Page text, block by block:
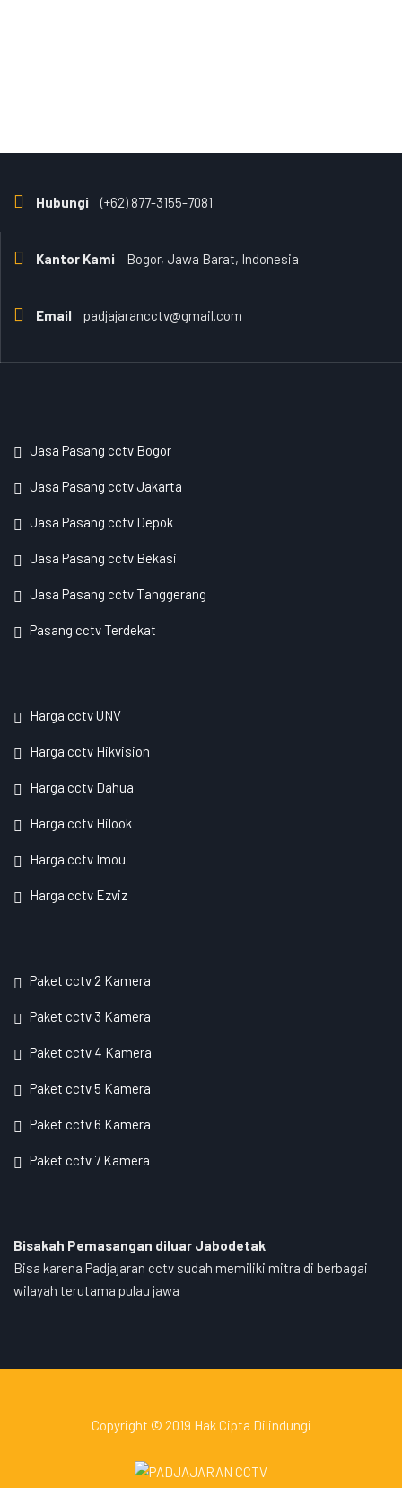
Hubungi (+62) 877-3155-7081
Kantor Kami Bogor, Jawa Barat, Indonesia
Email padjajarancctv@gmail.com
Jasa Pasang cctv Bogor
Jasa Pasang cctv Jakarta
Jasa Pasang cctv Depok
Jasa Pasang cctv Bekasi
Jasa Pasang cctv Tanggerang
Pasang cctv Terdekat
Harga cctv UNV
Harga cctv Hikvision
Harga cctv Dahua
Harga cctv Hilook
Harga cctv Imou
Harga cctv Ezviz
Paket cctv 2 Kamera
Paket cctv 3 Kamera
Paket cctv 4 Kamera
Paket cctv 5 Kamera
Paket cctv 6 Kamera
Paket cctv 7 Kamera
Bisakah Pemasangan diluar Jabodetak
Bisa karena Padjajaran cctv sudah memiliki mitra di berbagai
wilayah terutama pulau jawa
Copyright © 2019 Hak Cipta Dilindungi